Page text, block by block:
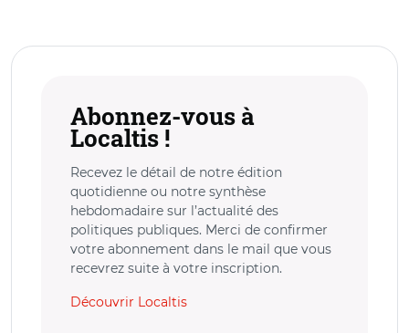
Abonnez-vous à
Localtis !
Recevez le détail de notre édition
quotidienne ou notre synthèse
hebdomadaire sur l’actualité des
politiques publiques. Merci de confirmer
votre abonnement dans le mail que vous
recevrez suite à votre inscription.
Découvrir Localtis